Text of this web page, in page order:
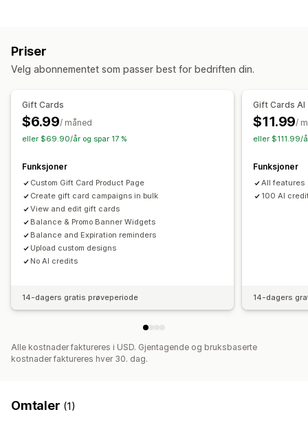
Utløpsdato
Leveringsalternativer
Priser
Velg abonnementet som passer best for bedriften din.
Gift Cards
$6.99/ måned
eller $69.90/år og spar 17 %
Funksjoner
Custom Gift Card Product Page
Create gift card campaigns in bulk
View and edit gift cards
Balance & Promo Banner Widgets
Balance and Expiration reminders
Upload custom designs
No AI credits
14-dagers gratis prøveperiode
Gift Cards AI
$11.99/
eller $111.99/
Funksjoner
All features
100 AI
14-dagers
Alle kostnader faktureres i USD. Gjentagende og bruksbaserte
kostnader faktureres hver 30. dag.
Omtaler (1)